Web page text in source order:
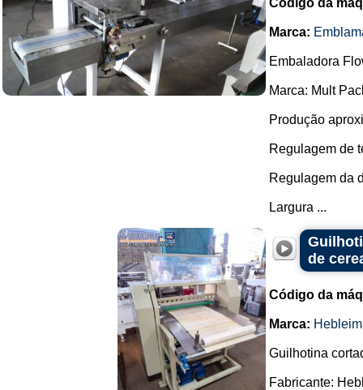
Código da
Marca:
Embaladora
Marca: Mult
Produção
Regulagem de
Regulagem da
Largura ...
de
Código da
Marca:
Guilhotina
Fabricante: